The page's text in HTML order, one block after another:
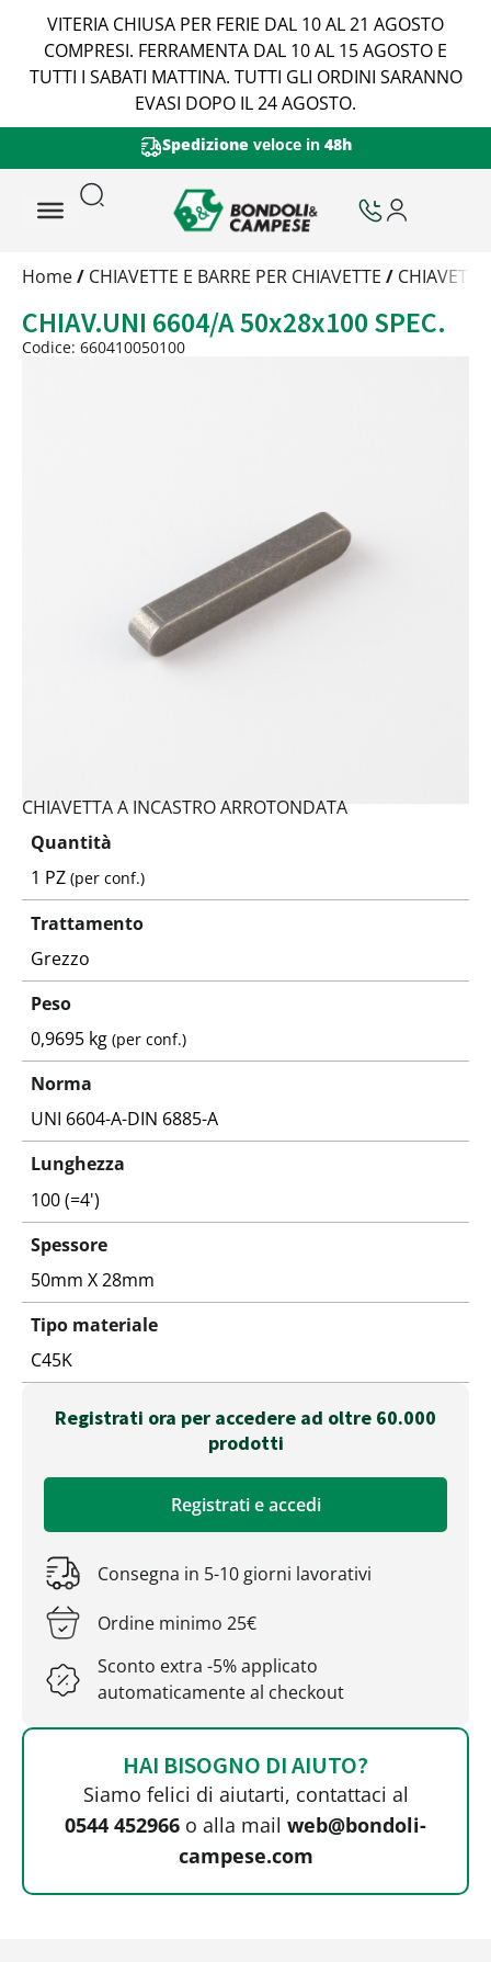
VITERIA CHIUSA PER FERIE DAL 10 AL 21 AGOSTO
COMPRESI. FERRAMENTA DAL 10 AL 15 AGOSTO E
TUTTI I SABATI MATTINA. TUTTI GLI ORDINI SARANNO
EVASI DOPO IL 24 AGOSTO.
Spedizione veloce in 48h
Trattamento
Peso
Quantità
Home/ CHIAVETTE E BARRE PER CHIAVETTE / CHIAVETTE
CHIAV.UNI 6604/A 50x28x100 SPEC.
Codice: 660410050100
CHIAVETTA A INCASTRO ARROTONDATA
Quantità
1 PZ(per conf.)
Trattamento
Grezzo
Peso
0,9695 kg(per conf.)
Norma
UNI 6604-A-DIN 6885-A
Lunghezza
100 (=4')
Spessore
50mm X 28mm
Tipo materiale
C45K
Registrati ora per accedere ad oltre 60.000
prodotti
Registrati e accedi
Consegna in 5-10 giorni lavorativi
Ordine minimo 25€
Sconto extra -5% applicato
automaticamente al checkout
HAI BISOGNO DI AIUTO?
Siamo felici di aiutarti, contattaci al
0544 452966 o alla mail web@bondoli-
campese.com